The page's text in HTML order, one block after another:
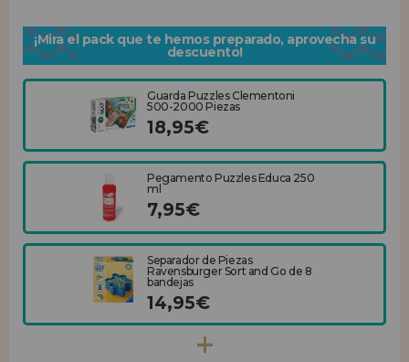
¡Mira el pack que te hemos preparado, aprovecha su
descuento!
Guarda Puzzles Clementoni
500-2000 Piezas
18,95€
Pegamento Puzzles Educa 250
ml
7,95€
Separador de Piezas
Ravensburger Sort and Go de 8
bandejas
14,95€